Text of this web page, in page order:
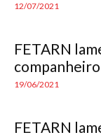
12/07/2021
FETARN
19/06/2021
FETARN